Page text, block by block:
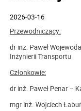
2026-03-16
Przewodniczący:
dr inż. Paweł
Inżynierii Transportu
Członkowie:
dr inż. Paweł Penar –
mgr inż. Wojciech